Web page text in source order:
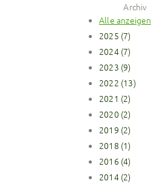
Archiv
Alle anzeigen
2025 (7)
2024 (7)
2023 (9)
2022 (13)
2021 (2)
2020 (2)
2019 (2)
2018 (1)
2016 (4)
2014 (2)